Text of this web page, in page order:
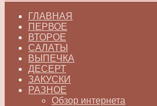
ГЛАВНАЯ
ПЕРВОЕ
ВТОРОЕ
САЛАТЫ
ВЫПЕЧКА
ДЕСЕРТ
ЗАКУСКИ
РАЗНОЕ
Обзор интернета